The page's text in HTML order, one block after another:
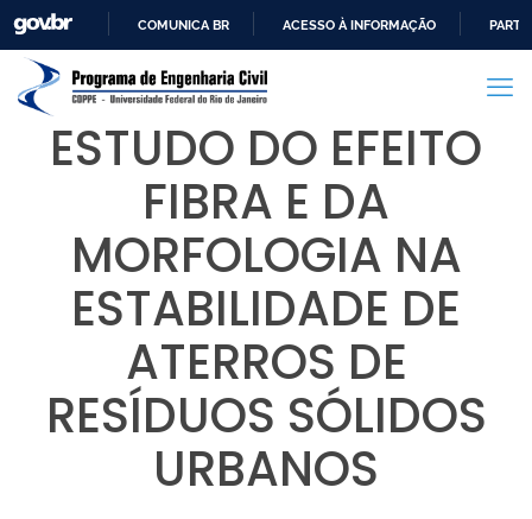
PARA
CONTEÚDO
COMUNICA BR ACESSO À INFORMAÇÃO
ESTUDO DO EFEITO
FIBRA E DA
MORFOLOGIA NA
ESTABILIDADE DE
ATERROS DE
RESÍDUOS SÓLIDOS
URBANOS